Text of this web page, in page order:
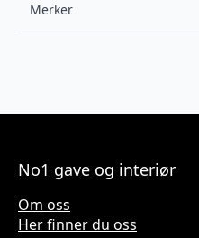
Merker
No1 gave og interiør
Om oss
Her finner du oss